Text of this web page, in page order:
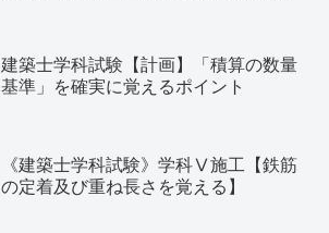
建築士学科試験【計画】「積算の数量
基準」を確実に覚えるポイント
《建築士学科試験》学科Ⅴ施工【鉄筋
の定着及び重ね長さを覚える】